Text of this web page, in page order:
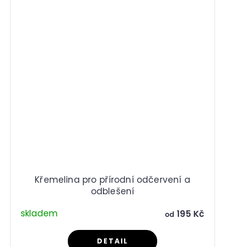
Křemelina pro přírodní odčervení a
odblešení
skladem
od 195 Kč
DETAIL